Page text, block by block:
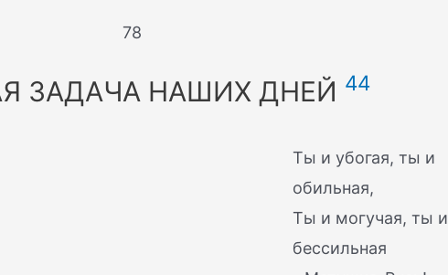
78
ЗАДАЧА НАШИХ ДНЕЙ 44
Ты и убогая, ты и
обильная,
Ты и могучая, ты и
бессильная